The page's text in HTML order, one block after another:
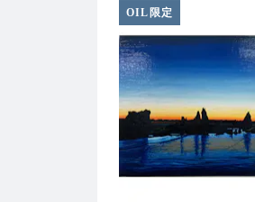
OIL限定